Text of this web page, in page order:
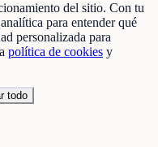
del sitio. Con tu
para entender qué
personalizada para
política de cookies y
todo